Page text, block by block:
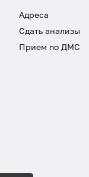
Адреса
Сдать анализы
Прием по ДМС